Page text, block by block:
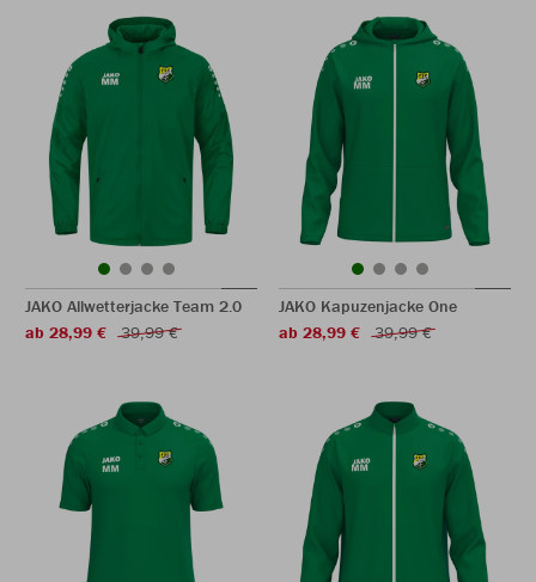
JAKO Allwetterjacke Team 2.0
ab 28,99 €
39,99 €
JAKO Kapuzenjacke One
ab 28,99 €
39,99 €